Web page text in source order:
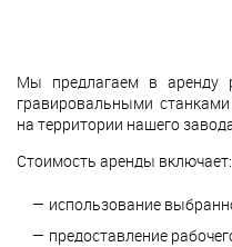
Мы предлагаем в аренду
гравировальными
на территории нашего
Стоимость аренды включает:
использование
предоставление